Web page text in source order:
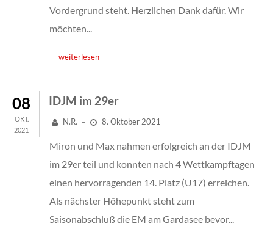
Vordergrund steht. Herzlichen Dank dafür. Wir
möchten...
weiterlesen
08
OKT.
2021
IDJM im 29er
N.R. – 8. Oktober 2021
Miron und Max nahmen erfolgreich an der IDJM
im 29er teil und konnten nach 4 Wettkampftagen
einen hervorragenden 14. Platz (U17) erreichen.
Als nächster Höhepunkt steht zum
Saisonabschluß die EM am Gardasee bevor...